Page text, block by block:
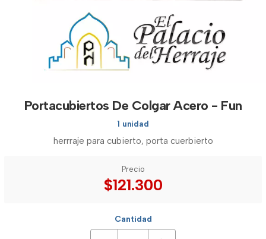
Portacubiertos De Colgar Acero - Fun
1 unidad
herrraje para cubierto, porta cuerbierto
Precio
$121.300
Cantidad